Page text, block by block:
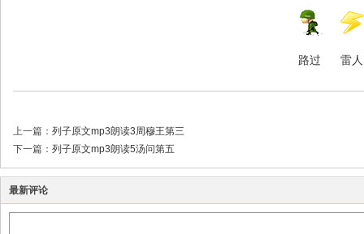
路过 雷人
上一篇： 列子原文mp3朗读3周穆王第三
下一篇： 列子原文mp3朗读5汤问第五
最新评论